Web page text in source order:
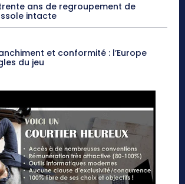
ans de regroupement de
intacte
et conformité : l’Europe
du jeu